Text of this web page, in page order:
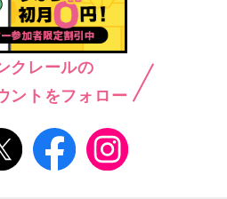
クレールの
ントをフォロー